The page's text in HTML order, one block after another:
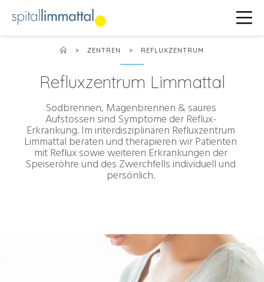
> ZENTREN > REFLUXZENTRUM
Refluxzentrum Limmattal
Sodbrennen, Magenbrennen & saures
Aufstossen sind Symptome der Reflux-
Erkrankung. Im interdisziplinären Refluxzentrum
Limmattal beraten und therapieren wir Patienten
mit Reflux sowie weiteren Erkrankungen der
Speiseröhre und des Zwerchfells individuell und
persönlich.